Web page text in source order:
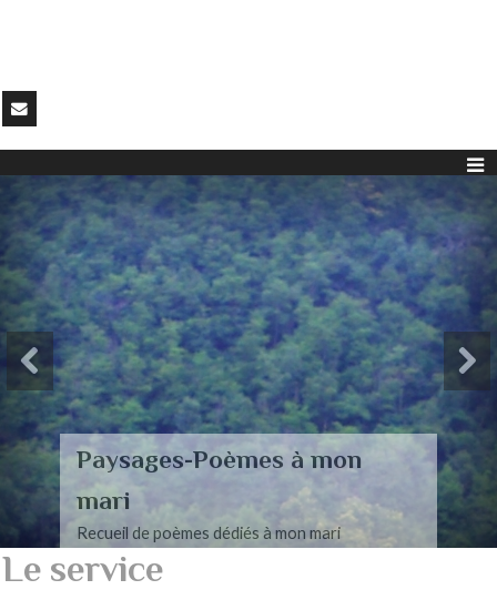
Paysages-Poèmes à mon
mari
Recueil de poèmes dédiés à mon mari
Le service